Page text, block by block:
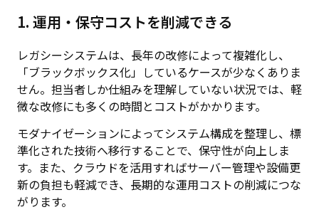
1. 運用・保守コストを削減できる
レガシーシステムは、長年の改修によって複雑化し、
「ブラックボックス化」しているケースが少なくありま
せん。担当者しか仕組みを理解していない状況では、軽
微な改修にも多くの時間とコストがかかります。
モダナイゼーションによってシステム構成を整理し、標
準化された技術へ移行することで、保守性が向上しま
す。また、クラウドを活用すればサーバー管理や設備更
新の負担も軽減でき、長期的な運用コストの削減につな
がります。